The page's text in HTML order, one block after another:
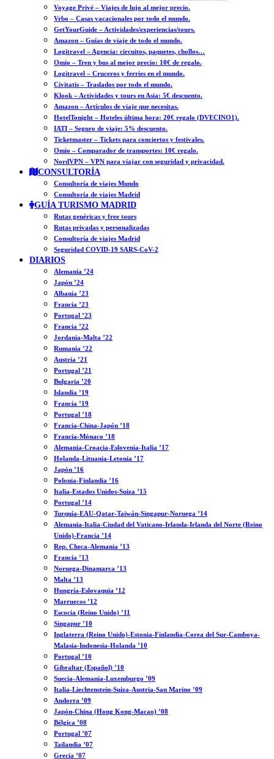
Voyage Privé – Viajes de lujo al mejor precio.
Vrbo – Casas vacacionales por todo el mundo.
GetYourGuide – Actividades/experiencias/tours.
Amazon – Guías de viaje de todo el mundo.
Logitravel – Agencia: circuitos, paquetes, chollos…
Omio – Tren y bus al mejor precio: 10€ de regalo.
Logitravel – Cruceros y ferries en el mundo.
Civitatis – Traslados por todo el mundo.
Klook – Actividades y tours en Asia: 5€ descuento.
Amazon – Artículos de viaje que necesitas.
HotelTonight – Hoteles última hora: 20€ regalo (DVECINO1).
IATI – Seguro de viaje: 5% descuento.
Ticketmaster – Tickets para conciertos y festivales.
Omio – Comparador de transportes: 10€ regalo.
NordVPN – VPN para viajar con seguridad y privacidad.
CONSULTORÍA
Consultoría de viajes Mundo
Consultoría de viajes Madrid
GUÍA TURISMO MADRID
Rutas genéricas y free tours
Rutas privadas y personalizadas
Consultoría de viajes Madrid
Seguridad COVID-19 SARS-CoV-2
DIARIOS
Alemania ’24
Japón ’24
Albania ’23
Francia ’23
Portugal ’23
Francia ’22
Jordania-Malta ’22
Rumanía ’22
Austria ’21
Portugal ’21
Bulgaria ’20
Islandia ’19
Francia ’19
Portugal ’18
Francia-China-Japón ’18
Francia-Mónaco ’18
Alemania-Croacia-Eslovenia-Italia ’17
Holanda-Lituania-Letonia ’17
Japón ’16
Polonia-Finlandia ’16
Italia-Estados Unidos-Suiza ’15
Portugal ’14
Turquía-EAU-Qatar-Taiwán-Singapur-Noruega ’14
Alemania-Italia-Ciudad del Vaticano-Irlanda-Irlanda del Norte (Reino
Unido)-Francia ’14
Rep. Checa-Alemania ’13
Francia ’13
Noruega-Dinamarca ’13
Malta ’13
Hungría-Eslovaquia ’12
Marruecos ’12
Escocia (Reino Unido) ’11
Singapur ’10
Inglaterra (Reino Unido)-Estonia-Finlandia-Corea del Sur-Camboya-
Malasia-Indonesia-Holanda ’10
Portugal ’10
Gibraltar (Español) ’10
Suecia-Alemania-Luxemburgo ’09
Italia-Liechtenstein-Suiza-Austria-San Marino ’09
Andorra ’09
Japón-China (Hong Kong-Macao) ’08
Bélgica ’08
Portugal ’07
Tailandia ’07
Grecia ’07